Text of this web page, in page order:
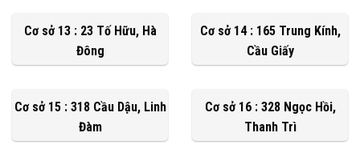
Cơ sở 13 : 23 Tố Hữu, Hà
Đông
Cơ sở 14 : 165 Trung Kính,
Cầu Giấy
Cơ sở 15 : 318 Cầu Dậu, Linh
Đàm
Cơ sở 16 : 328 Ngọc Hồi,
Thanh Trì